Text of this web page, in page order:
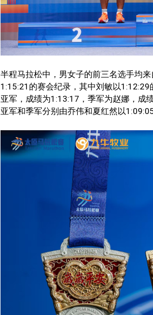
半程马拉松中，男女子的前三名选手均
1:15:21的赛会纪录，其中刘敏以
亚军，成绩为1:13:17，季军为赵娜，成
亚军和季军分别由乔伟和夏红然以